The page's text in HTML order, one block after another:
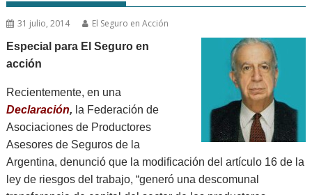
31 julio, 2014
El Seguro en Acción
Especial para El Seguro en
acción
Recientemente, en una
Declaración, la Federación de
Asociaciones de Productores
Asesores de Seguros de la
Argentina, denunció que la modificación del artículo 16 de la
ley de riesgos del trabajo, “generó una descomunal